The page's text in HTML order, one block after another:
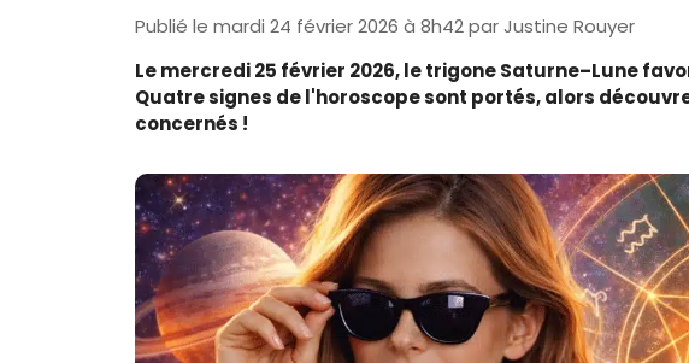
Publié le mardi 24 février 2026 à 8h42parJustine Rouyer
Le mercredi 25 février 2026, le trigone Saturne–Lune
Quatre signes de l'horoscope sont portés, alors
concernés !